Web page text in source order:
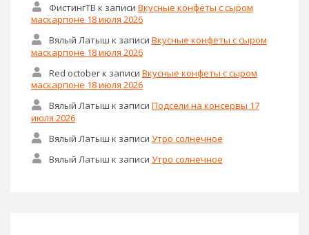
ФистингТВ к записи Вкусные конфеты с сыром
маскарпоне 18 июля 2026
Вялый Латыш к записи Вкусные конфеты с сыром
маскарпоне 18 июля 2026
Red octoberк записи Вкусные конфеты с сыром
маскарпоне 18 июля 2026
Вялый Латыш к записи Подсели на консервы 17
июля 2026
Вялый Латыш к записи Утро солнечное
Вялый Латыш к записи Утро солнечное